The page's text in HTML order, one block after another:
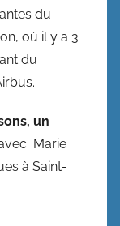
du
où il y a 3
du
un
Marie
à Saint-